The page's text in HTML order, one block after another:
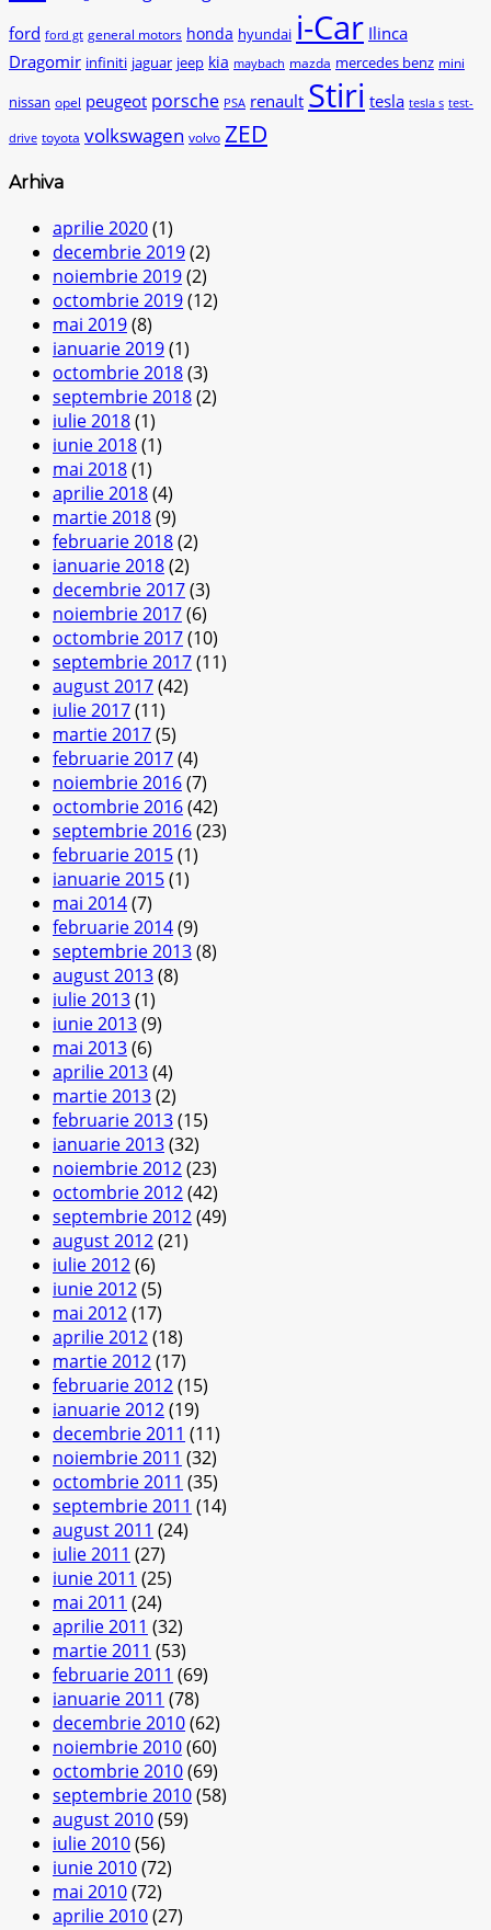
ford ford gt general motors honda hyundai i-Car Ilinca
Dragomir infiniti jaguar jeep kia maybach mazda mercedes benz mini
nissan opel peugeot porsche PSA renault Stiri tesla tesla s test-
drive toyota volkswagen volvo ZED
Arhiva
aprilie 2020(1)
decembrie 2019(2)
noiembrie 2019(2)
octombrie 2019(12)
mai 2019(8)
ianuarie 2019(1)
octombrie 2018(3)
septembrie 2018(2)
iulie 2018(1)
iunie 2018(1)
mai 2018(1)
aprilie 2018(4)
martie 2018(9)
februarie 2018(2)
ianuarie 2018(2)
decembrie 2017(3)
noiembrie 2017(6)
octombrie 2017(10)
septembrie 2017(11)
august 2017(42)
iulie 2017(11)
martie 2017(5)
februarie 2017(4)
noiembrie 2016(7)
octombrie 2016(42)
septembrie 2016(23)
februarie 2015(1)
ianuarie 2015(1)
mai 2014(7)
februarie 2014(9)
septembrie 2013(8)
august 2013(8)
iulie 2013(1)
iunie 2013(9)
mai 2013(6)
aprilie 2013(4)
martie 2013(2)
februarie 2013(15)
ianuarie 2013(32)
noiembrie 2012(23)
octombrie 2012(42)
septembrie 2012(49)
august 2012(21)
iulie 2012(6)
iunie 2012(5)
mai 2012(17)
aprilie 2012(18)
martie 2012(17)
februarie 2012(15)
ianuarie 2012(19)
decembrie 2011 (11)
noiembrie 2011 (32)
octombrie 2011 (35)
septembrie 2011 (14)
august 2011 (24)
iulie 2011 (27)
iunie 2011 (25)
mai 2011 (24)
aprilie 2011 (32)
martie 2011 (53)
februarie 2011 (69)
ianuarie 2011 (78)
decembrie 2010(62)
noiembrie 2010(60)
octombrie 2010(69)
septembrie 2010(58)
august 2010(59)
iulie 2010(56)
iunie 2010(72)
mai 2010(72)
aprilie 2010(27)